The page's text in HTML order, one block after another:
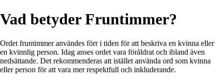
Vad betyder Fruntimmer?
Ordet fruntimmer användes förr i tiden för att beskriva en kvinna eller
en kvinnlig person. Idag anses ordet vara föråldrat och ibland även
nedsättande. Det rekommenderas att istället använda ord som kvinna
eller person för att vara mer respektfull och inkluderande.